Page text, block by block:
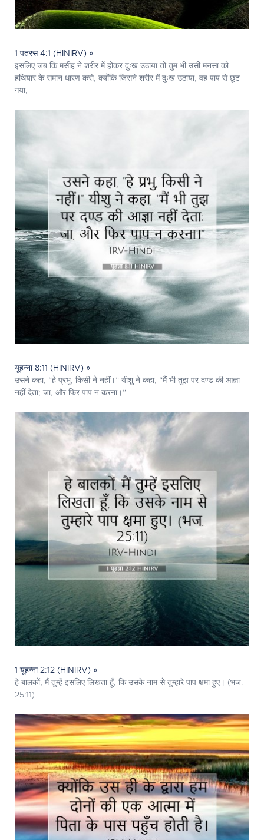
1 पतरस 4:1 (HINIRV) »
इसलिए जब कि मसीह ने शरीर में होकर दुःख उठाया तो तुम भी उसी मनसा को
हथियार के समान धारण करो, क्योंकि जिसने शरीर में दुःख उठाया, वह पाप से छूट
गया,
यूहन्ना 8:11 (HINIRV) »
उसने कहा, “हे प्रभु, किसी ने नहीं।” यीशु ने कहा, “मैं भी तुझ पर दण्ड की आज्ञा
नहीं देता; जा, और फिर पाप न करना।”
1 यूहन्ना 2:12 (HINIRV) »
हे बालकों, मैं तुम्हें इसलिए लिखता हूँ, कि उसके नाम से तुम्हारे पाप क्षमा हुए। (भज.
25:11)